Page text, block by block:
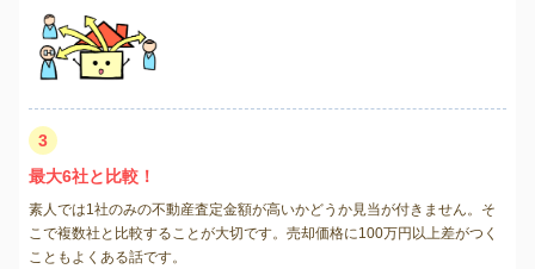
3
最大6社と比較！
素人では1社のみの不動産査定金額が高いかどうか見当が付きません。そ
こで複数社と比較することが大切です。売却価格に100万円以上差がつく
こともよくある話です。